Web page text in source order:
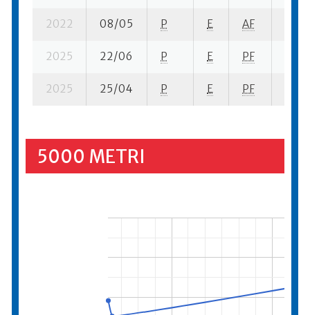
2022 08/05 P E AF
2025 22/06 P E PF
2025 25/04 P E PF
5000 METRI